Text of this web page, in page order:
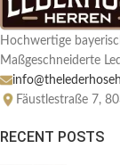
Hochwertige
Maßgeschneiderte
Fäustlestraße 7,
RECENT POSTS